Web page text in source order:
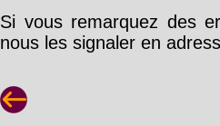
Si vous remarquez des
nous les signaler en